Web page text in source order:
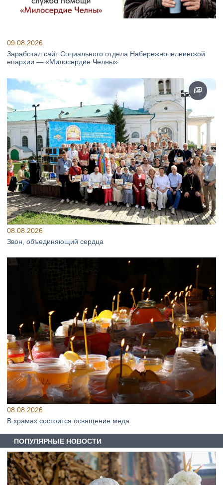
09.08.2026
Заработал сайт Социального отдела Набережночелнинской
епархии — «Милосердие Челны»
08.08.2026
Звон, объединяющий сердца
08.08.2026
В храмах состоится освящение меда
ПОПУЛЯРНЫЕ НОВОСТИ